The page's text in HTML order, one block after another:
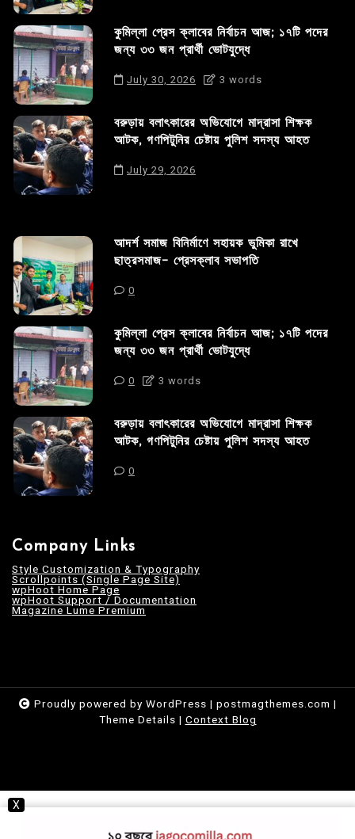
কুমিল্লা প্রেস ক্লাবের নির্বাচন আজ; ১৭টি পদের
জন্য ৩৩ জন প্রার্থী ভোটযুদ্ধে
July 30, 2026 3 words
বরুড়ায় বলাৎকারের অভিযোগে মাদ্রাসা শিক্ষক
আটক, গণপিটুনির চেষ্টায় পুলিশ সদস্য আহত
July 29, 2026
আদর্শ সমাজ বিনির্মাণে সহায়ক ভুমিকা রাখে
ছাত্রসমাজ- প্রেসক্লাব সভাপতি
0
কুমিল্লা প্রেস ক্লাবের নির্বাচন আজ; ১৭টি পদের
জন্য ৩৩ জন প্রার্থী ভোটযুদ্ধে
0 3 words
বরুড়ায় বলাৎকারের অভিযোগে মাদ্রাসা শিক্ষক
আটক, গণপিটুনির চেষ্টায় পুলিশ সদস্য আহত
0
Company Links
Style Customization & Typography
Scrollpoints (Single Page Site)
wpHoot Home Page
wpHoot Support / Documentation
Magazine Lume Premium
Proudly powered by WordPress | postmagthemes.com |
Theme Details | Context Blog
X